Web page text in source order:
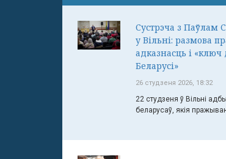
Сустрэча з Паўлам
у Вільні: размова
адказнасць і «ключ
Беларусі»
26 студзеня 2026, 18:32
22 студзеня ў Вільні
беларусаў, якія